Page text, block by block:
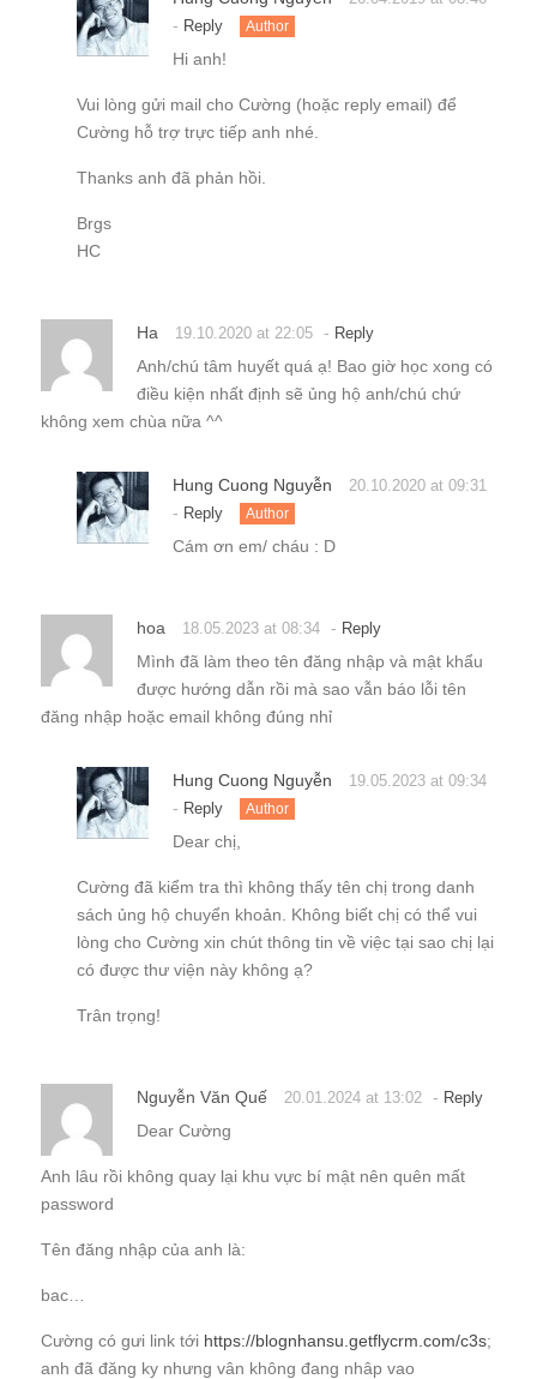
- Reply Author
Hi anh!
Vui lòng gửi mail cho Cường (hoặc reply email) để
Cường hỗ trợ trực tiếp anh nhé.
Thanks anh đã phản hồi.
Brgs
HC
Ha 19.10.2020 at 22:05 - Reply
Anh/chú tâm huyết quá ạ! Bao giờ học xong có
điều kiện nhất định sẽ ủng hộ anh/chú chứ
không xem chùa nữa ^^
Hung Cuong Nguyễn 20.10.2020 at 09:31
- Reply Author
Cám ơn em/ cháu : D
hoa 18.05.2023 at 08:34 - Reply
Mình đã làm theo tên đăng nhập và mật khẩu
được hướng dẫn rồi mà sao vẫn báo lỗi tên
đăng nhập hoặc email không đúng nhỉ
Hung Cuong Nguyễn 19.05.2023 at 09:34
- Reply Author
Dear chị,
Cường đã kiểm tra thì không thấy tên chị trong danh
sách ủng hộ chuyển khoản. Không biết chị có thể vui
lòng cho Cường xin chút thông tin về việc tại sao chị lại
có được thư viện này không ạ?
Trân trọng!
Nguyễn Văn Quế 20.01.2024 at 13:02 - Reply
Dear Cường
Anh lâu rồi không quay lại khu vực bí mật nên quên mất
password
Tên đăng nhập của anh là:
bac…
Cường có gưi link tới https://blognhansu.getflycrm.com/c3s;
anh đã đăng ky nhưng vân không đang nhâp vao